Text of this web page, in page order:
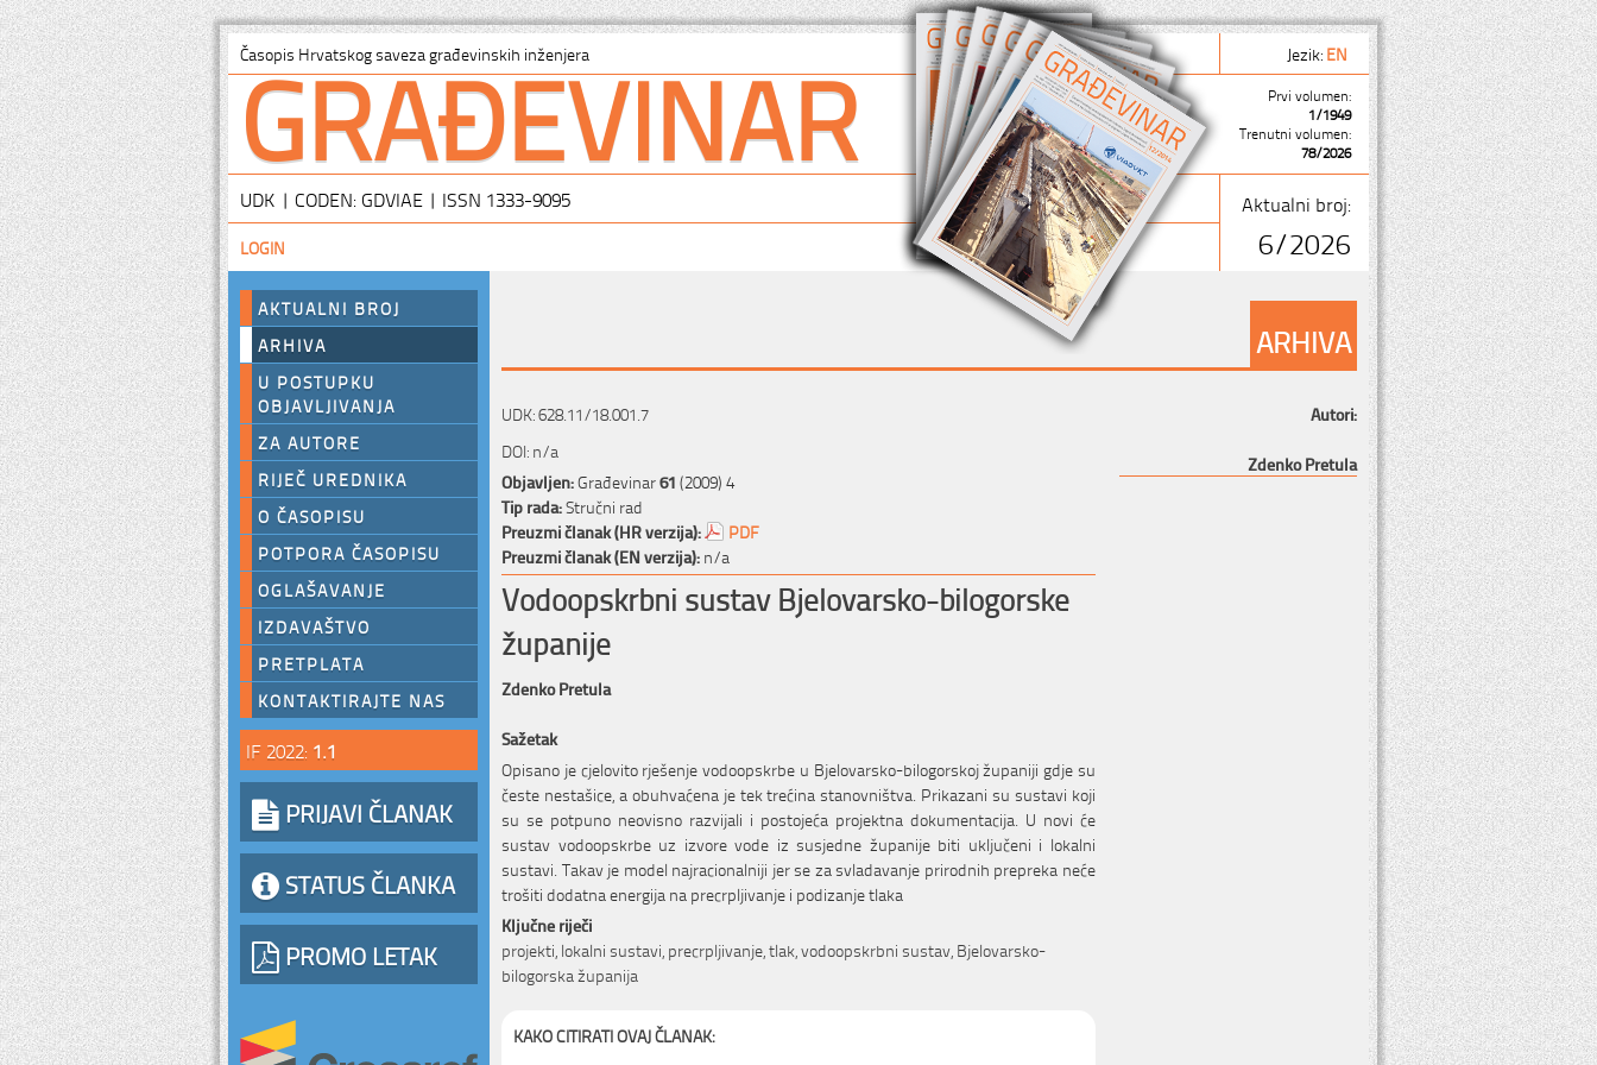
Časopis Hrvatskog saveza građevinskih inženjera Jezik:EN
GRAĐEVINAR
Prvi volumen:
1/1949
Trenutni volumen:
78/2026
UDK | CODEN: GDVIAE | ISSN 1333-9095 Aktualni broj:
6/2026
LOGIN
AKTUALNI BROJ
ARHIVA
U POSTUPKU
OBJAVLJIVANJA
ZA AUTORE
RIJEČ UREDNIKA
O ČASOPISU
POTPORA ČASOPISU
OGLAŠAVANJE
IZDAVAŠTVO
PRETPLATA
KONTAKTIRAJTE NAS
IF 2022: 1.1
PRIJAVI ČLANAK
STATUS ČLANKA
PROMO LETAK
ARHIVA
UDK: 628.11/18.001.7
DOI: n/a
Objavljen:Građevinar61(2009) 4
Tip rada:Stručni rad
Preuzmi članak (HR verzija):
PDF
Preuzmi članak (EN verzija):n/a
Vodoopskrbni sustav Bjelovarsko-bilogorske
županije
Zdenko Pretula
Sažetak
Opisano je cjelovito rješenje vodoopskrbe u Bjelovarsko-bilogorskoj županiji gdje su
česte nestašice, a obuhvaćena je tek trećina stanovništva. Prikazani su sustavi koji
su se potpuno neovisno razvijali i postojeća projektna dokumentacija. U novi će
sustav vodoopskrbe uz izvore vode iz susjedne županije biti uključeni i lokalni
sustavi. Takav je model najracionalniji jer se za svladavanje prirodnih prepreka neće
trošiti dodatna energija na precrpljivanje i podizanje tlaka
Ključne riječi
projekti, lokalni sustavi, precrpljivanje, tlak, vodoopskrbni sustav, Bjelovarsko-
bilogorska županija
KAKO CITIRATI OVAJ ČLANAK:
Autori:
Zdenko Pretula